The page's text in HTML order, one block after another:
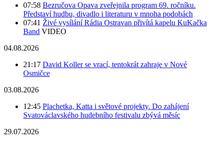
07:58 Bezručova Opava zveřejnila program 69. ročníku.
Představí hudbu, divadlo i literaturu v mnoha podobách
07:41 Živé vysílání Rádia Ostravan přivítá kapelu KuKačka
Band VIDEO
04.08.2026
21:17 David Koller se vrací, tentokrát zahraje v Nové
Osmičce
03.08.2026
12:45 Plachetka, Katta i světové projekty. Do zahájení
Svatováclavského hudebního festivalu zbývá měsíc
29.07.2026